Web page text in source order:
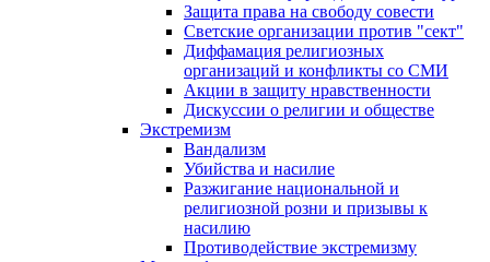
Защита права на свободу совести
Светские организации против "сект"
Диффамация религиозных
организаций и конфликты со СМИ
Акции в защиту нравственности
Дискуссии о религии и обществе
Экстремизм
Вандализм
Убийства и насилие
Разжигание национальной и
религиозной розни и призывы к
насилию
Противодействие экстремизму